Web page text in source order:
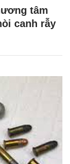
tâm
canh rẫy